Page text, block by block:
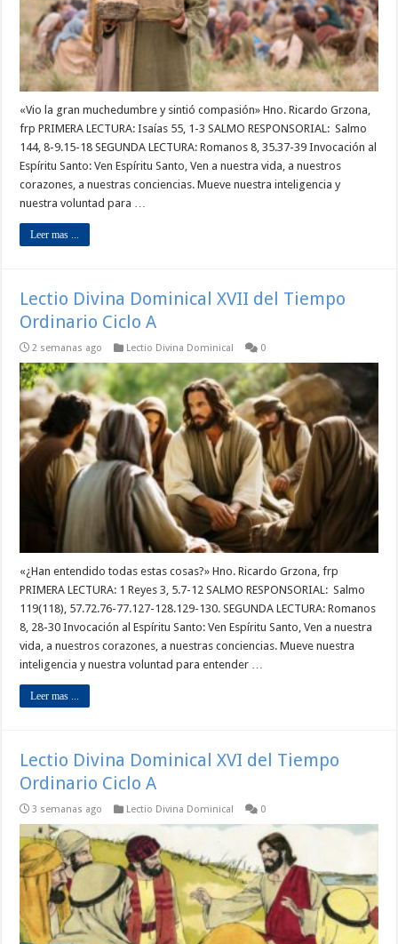
«Vio la gran muchedumbre y sintió compasión» Hno. Ricardo Grzona,
frp PRIMERA LECTURA: Isaías 55, 1-3 SALMO RESPONSORIAL: Salmo
144, 8-9.15-18 SEGUNDA LECTURA: Romanos 8, 35.37-39 Invocación al
Espíritu Santo: Ven Espíritu Santo, Ven a nuestra vida, a nuestros
corazones, a nuestras conciencias. Mueve nuestra inteligencia y
nuestra voluntad para …
Leer mas ...
Lectio Divina Dominical XVII del Tiempo
Ordinario Ciclo A
2 semanas ago Lectio Divina Dominical 0
«¿Han entendido todas estas cosas?» Hno. Ricardo Grzona, frp
PRIMERA LECTURA: 1 Reyes 3, 5.7-12 SALMO RESPONSORIAL: Salmo
119(118), 57.72.76-77.127-128.129-130. SEGUNDA LECTURA: Romanos
8, 28-30 Invocación al Espíritu Santo: Ven Espíritu Santo, Ven a nuestra
vida, a nuestros corazones, a nuestras conciencias. Mueve nuestra
inteligencia y nuestra voluntad para entender …
Leer mas ...
Lectio Divina Dominical XVI del Tiempo
Ordinario Ciclo A
3 semanas ago Lectio Divina Dominical 0